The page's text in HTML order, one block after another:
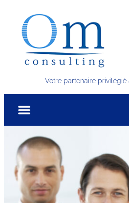
Votre partenaire privilégié